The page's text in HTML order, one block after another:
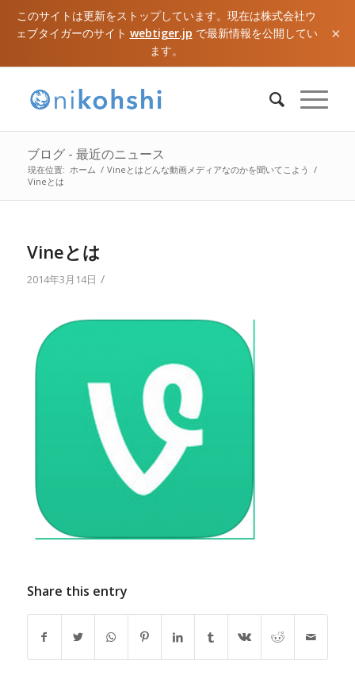
このサイトは更新をストップしています。現在は株式会社ウ
ェブタイガーのサイト webtiger.jp で最新情報を公開してい
ます。
×
ブログ - 最近のニュース
現在位置: ホーム / Vineとはどんな動画メディアなのかを聞いてこよう /
Vineとは
Vineとは
2014年3月14日 /
Share this entry